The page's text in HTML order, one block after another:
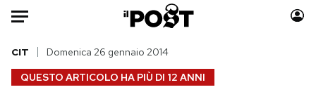
Auto
HOME
QUESTO ARTICOLO HA PIÙ DI 12 ANNI
CIT Domenica 26 gennaio 2014